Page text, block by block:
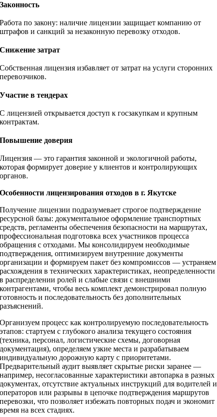
Законность
Работа по закону: наличие лицензии защищает компанию от
штрафов и санкций за незаконную перевозку отходов.
Снижение затрат
Собственная лицензия избавляет от затрат на услуги сторонних
перевозчиков.
Участие в тендерах
С лицензией открывается доступ к госзакупкам и крупным
контрактам.
Повышение доверия
Лицензия — это гарантия законной и экологичной работы,
которая формирует доверие у клиентов и контролирующих
органов.
Особенности лицензирования отходов в г. Якутске
Получение лицензии подразумевает строгое подтверждение
ресурсной базы: документальное оформление транспортных
средств, регламенты обеспечения безопасности на маршрутах,
профессиональная подготовка всех участников процесса
обращения с отходами. Мы консолидируем необходимые
подтверждения, оптимизируем внутренние документы
организации и формируем пакет без компромиссов — устраняем
расхождения в технических характеристиках, неопределенности
в распределении ролей и слабые связи с внешними
контрагентами, чтобы весь комплект демонстрировал полную
готовность и последовательность без дополнительных
разъяснений.
Организуем процесс как контролируемую последовательность
этапов: стартуем с глубокого анализа текущего состояния
(техника, персонал, логистические схемы, договорная
документация), определяем узкие места и разрабатываем
индивидуальную дорожную карту с приоритетами.
Предварительный аудит выявляет скрытые риски заранее —
например, несогласованные характеристики автопарка в разных
документах, отсутствие актуальных инструкций для водителей и
операторов или разрывы в цепочке подтверждения маршрутов
перевозки, что позволяет избежать повторных подач и экономит
время на всех стадиях.